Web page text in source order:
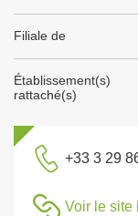
Filiale de
Établissement(s)
rattaché(s)
+33 3 29
Voir le site